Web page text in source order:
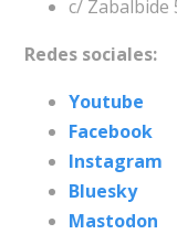
c/ Zabalbide
Redes sociales:
Youtube
Facebook
Instagram
Bluesky
Mastodon